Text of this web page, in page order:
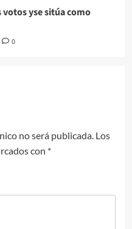
votos yse sitúa como
0
no será publicada. Los
con *